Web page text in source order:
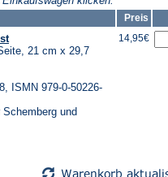
Preis
21 cm x 29,7
ISMN 979-0-50226-
und
14,95€